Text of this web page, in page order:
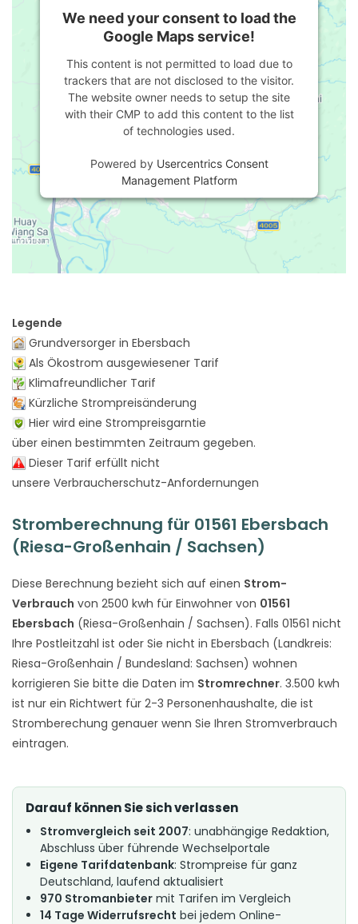
We need your consent to load the
Google Maps service!
This content is not permitted to load due to
trackers that are not disclosed to the visitor.
The website owner needs to setup the site
with their CMP to add this content to the list
of technologies used.
Powered by Usercentrics Consent
Management Platform
Legende
Grundversorger in Ebersbach
Als Ökostrom ausgewiesener Tarif
Klimafreundlicher Tarif
Kürzliche Strompreisänderung
Hier wird eine Strompreisgarntie
über einen bestimmten Zeitraum gegeben.
Dieser Tarif erfüllt nicht
unsere Verbraucherschutz-Anfordernungen
Stromberechnung für 01561 Ebersbach
(Riesa-Großenhain / Sachsen)
Diese Berechnung bezieht sich auf einen Strom-
Verbrauch von 2500 kwh für Einwohner von 01561
Ebersbach (Riesa-Großenhain / Sachsen). Falls 01561 nicht
Ihre Postleitzahl ist oder Sie nicht in Ebersbach (Landkreis:
Riesa-Großenhain / Bundesland: Sachsen) wohnen
korrigieren Sie bitte die Daten im Stromrechner. 3.500 kwh
ist nur ein Richtwert für 2-3 Personenhaushalte, die ist
Stromberechung genauer wenn Sie Ihren Stromverbrauch
eintragen.
Darauf können Sie sich verlassen
Stromvergleich seit 2007: unabhängige Redaktion,
Abschluss über führende Wechselportale
Eigene Tarifdatenbank: Strompreise für ganz
Deutschland, laufend aktualisiert
970 Stromanbieter mit Tarifen im Vergleich
14 Tage Widerrufsrecht bei jedem Online-